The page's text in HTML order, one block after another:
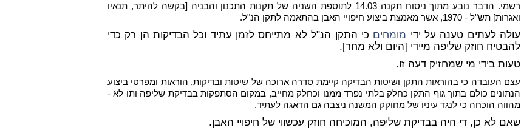
רשמי. הדבר נובע מתוך ניסוח תקנה 14.03 לתוספת השניה של תקנות התכנון והבניה [בקשה להיתר, תנאיו
ואגרות] תש"ל - 1970, אשר מאמצת ביצוע חיפויי האבן בהתאמה לתקן הנ"ל.
עולה לעתים טענה על ידי מומחים כי התקן הנ"ל לא מתייחס לזמן עתיד וכל הבדיקות הן רק כדי
להבטיח חוזק שליפה מיידי [היום ולא מחר].
טעות בידי מי שמחזיק דעה זו.
עצם העובדה כי בהוראות התקן ושיטות הבדיקה קיימת סדרה ארוכה של שיטות ובדיקות, הוראות ומפרטי ביצוע
הנתונים כולם בתוך גוף התקן כחלק בלתי נפרד ממנו וכחלק מחייב, במקום הסתפקות בבדיקת שליפה ותו לא -
מהווה הוכחה כי לנגד עיניו של מחוקק המשנה ניצבה גם הדאגה לעתיד.
שאם לא כן, די היה בבדיקת שליפה, המוכיחה חוזק עכשווי של חיפויי האבן.